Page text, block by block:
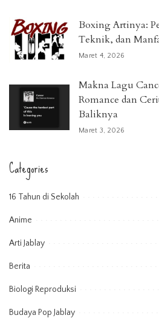
Boxing Artinya:
Teknik, dan
Maret 4, 2026
Makna Lagu
Romance dan
Baliknya
Maret 3, 2026
Categories
16 Tahun di Sekolah
Anime
Arti Jablay
Berita
Biologi Reproduksi
Budaya Pop Jablay